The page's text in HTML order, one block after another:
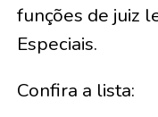
funções de juiz
Especiais.
Confira a lista: